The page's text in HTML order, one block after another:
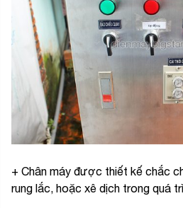
+ Chân máy được thiết kế chắc
rung lắc, hoặc xê dịch trong quá